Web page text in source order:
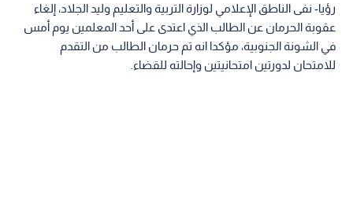
رؤيا- نفى الناطق الإعلامي لوزارة التربية والتعليم وليد الجلاد، إلغاء
عقوبة الحرمان عن الطالب الذي اعتدى على أحد المعلمين يوم أمس
في الشونة الجنوبية، مؤكدا انه تم حرمان الطالب من التقدم
للامتحان لدورتين امتحانيتين وإحالته للقضاء.